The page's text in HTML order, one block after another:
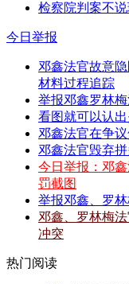
检察院判案不
今日举报
邓鑫法官故意
材料过程追踪
举报邓鑫罗林
看图就可以认
邓鑫法官在争
邓鑫法官毁弃
今日举报：邓
罚截图
举报邓鑫、罗
邓鑫、罗林梅
冲突
热门阅读